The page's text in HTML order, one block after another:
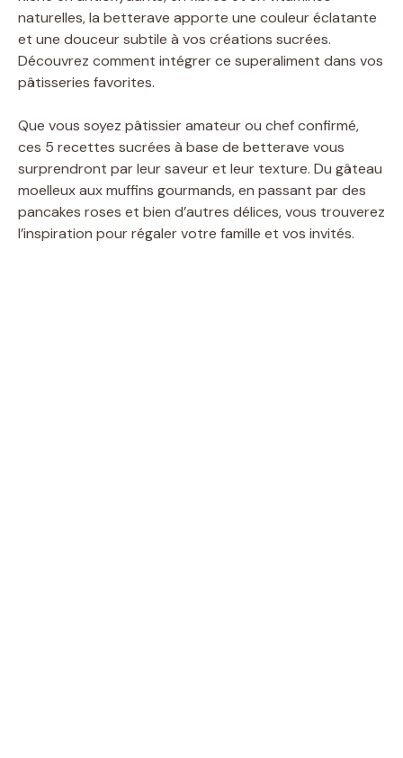
naturelles, la betterave apporte une couleur éclatante
et une douceur subtile à vos créations sucrées.
Découvrez comment intégrer ce superaliment dans vos
pâtisseries favorites.
Que vous soyez pâtissier amateur ou chef confirmé,
ces 5 recettes sucrées à base de betterave vous
surprendront par leur saveur et leur texture. Du gâteau
moelleux aux muffins gourmands, en passant par des
pancakes roses et bien d’autres délices, vous trouverez
l’inspiration pour régaler votre famille et vos invités.